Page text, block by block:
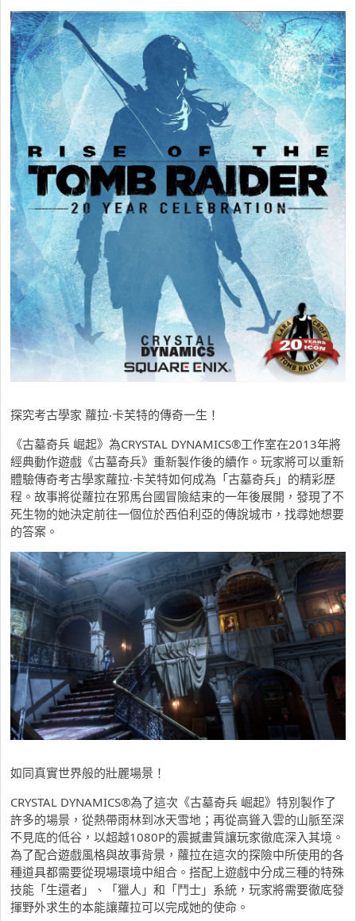
探究考古學家 蘿拉‧卡芙特的傳奇一生！
《古墓奇兵 崛起》為CRYSTAL DYNAMICS®工作室在2013年將
經典動作遊戲《古墓奇兵》重新製作後的續作。玩家將可以重新
體驗傳奇考古學家蘿拉‧卡芙特如何成為「古墓奇兵」的精彩歷
程。故事將從蘿拉在邪馬台國冒險結束的一年後展開，發現了不
死生物的她決定前往一個位於西伯利亞的傳說城市，找尋她想要
的答案。
如同真實世界般的壯麗場景！
CRYSTAL DYNAMICS®為了這次《古墓奇兵 崛起》特別製作了
許多的場景，從熱帶雨林到冰天雪地；再從高聳入雲的山脈至深
不見底的低谷，以超越1080P的震撼畫質讓玩家徹底深入其境。
為了配合遊戲風格與故事背景，蘿拉在這次的探險中所使用的各
種道具都需要從現場環境中組合。搭配上遊戲中分成三種的特殊
技能「生還者」、「獵人」和「鬥士」系統，玩家將需要徹底發
揮野外求生的本能讓蘿拉可以完成她的使命。